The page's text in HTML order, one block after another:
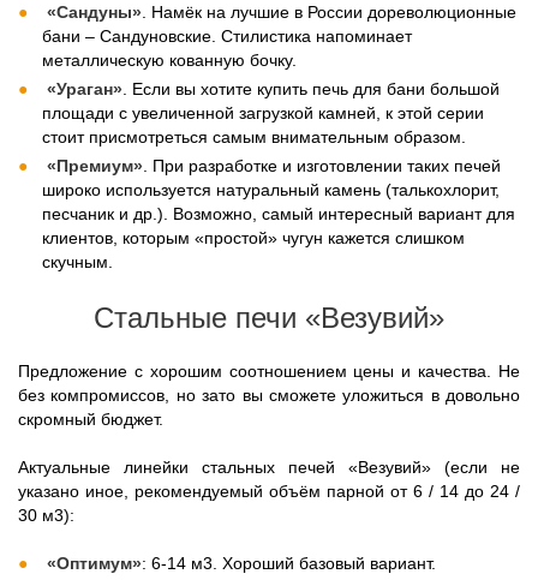
«Сандуны» . Намёк на лучшие в России дореволюционные
бани – Сандуновские. Стилистика напоминает
металлическую кованную бочку.
«Ураган» . Если вы хотите купить печь для бани большой
площади с увеличенной загрузкой камней, к этой серии
стоит присмотреться самым внимательным образом.
«Премиум» . При разработке и изготовлении таких печей
широко используется натуральный камень (талькохлорит,
песчаник и др.). Возможно, самый интересный вариант для
клиентов, которым «простой» чугун кажется слишком
скучным.
Стальные печи «Везувий»
Предложение с хорошим соотношением цены и качества. Не
без компромиссов, но зато вы сможете уложиться в довольно
скромный бюджет.
Актуальные линейки стальных печей «Везувий» (если не
указано иное, рекомендуемый объём парной от 6 / 14 до 24 /
30 м3):
«Оптимум»: 6-14 м3. Хороший базовый вариант.